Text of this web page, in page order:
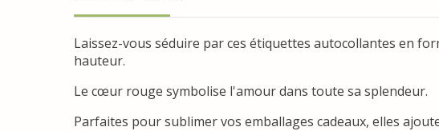
Laissez-vous séduire par ces étiquettes autocollantes en
hauteur.
Le cœur rouge symbolise l'amour dans toute sa splendeur.
Parfaites pour sublimer vos emballages cadeaux, elles